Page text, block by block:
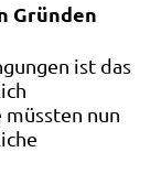
Gründen
ist das
nun